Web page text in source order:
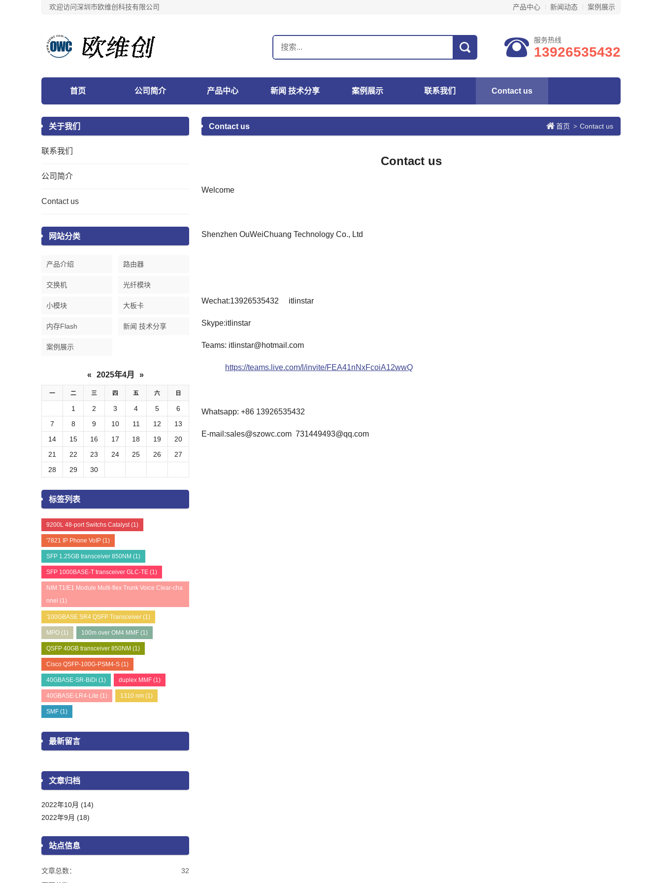
欢迎访问深圳市欧维创科技有限公司 产品中心 新闻动态 案例展示
服务热线
13926535432
首页 公司简介 产品中心 新闻 技术分享 案例展示 联系我们 Contact us
关于我们
联系我们
公司简介
Contact us
网站分类
产品介绍 路由器
交换机 光纤模块
小模块 大板卡
内存Flash 新闻 技术分享
案例展示
« 2025年4月 »
一 二 三 四 五 六 日
1 2 3 4 5
6
7
8 9 10 11 12
13
14
15 16 17 18 19
20
21
22 23 24 25 26
27
28
29 30
标签列表
9200L 48-port Switchs Catalyst(1)
'7821 IP Phone VoIP (1)
SFP 1.25GB transceiver 850NM (1)
SFP 1000BASE-T transceiver GLC-TE (1)
NIM T1/E1 Module Multi-flex Trunk Voice Clear-cha
nnel (1)
'100GBASE SR4 QSFP Transceiver (1)
MPO (1) 100m over OM4 MMF (1)
QSFP 40GB transceiver 850NM (1)
Cisco QSFP-100G-PSM4-S (1)
40GBASE-SR-BiDi (1) duplex MMF (1)
40GBASE-LR4-Lite (1) 1310 nm (1)
SMF (1)
最新留言
文章归档
2022年10月 (14)
2022年9月 (18)
站点信息
文章总数：
32
首页 > Contact us
Contact us
Contact us
Welcome
Shenzhen OuWeiChuang Technology Co., Ltd
Wechat:13926535432 itlinstar
Skype:itlinstar
Teams: itlinstar@hotmail.com
https://teams.live.com/l/invite/FEA41nNxFcoiA12wwQ
Whatsapp: +86 13926535432
E-mail:sales@szowc.com 731449493@qq.com